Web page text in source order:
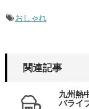
おしゃれ
関連記事
九州熱
バライ